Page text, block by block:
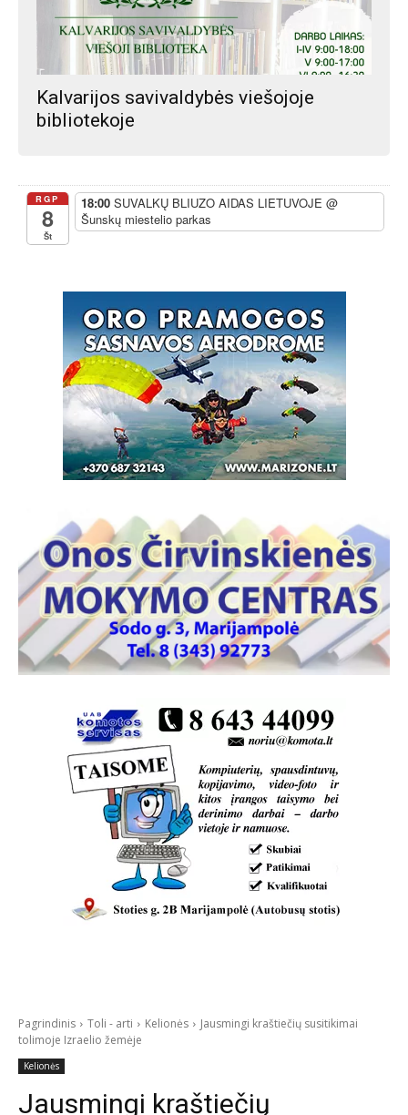
Kalvarijos savivaldybės viešojoje
bibliotekoje
RGP
8
Št
18:00 SUVALKŲ BLIUZO AIDAS LIETUVOJE @
Šunskų miestelio parkas